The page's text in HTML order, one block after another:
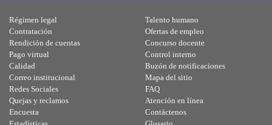
Régimen legal
Contratación
Rendición de cuentas
Pago virtual
Calidad
Talento humano
Ofertas de empleo
Concurso docente
Control interno
Buzón de notificaciones
Correo institucional
Redes Sociales
Quejas y reclamos
Encuesta
Mapa del sitio
FAQ
Atención en línea
Contáctenos